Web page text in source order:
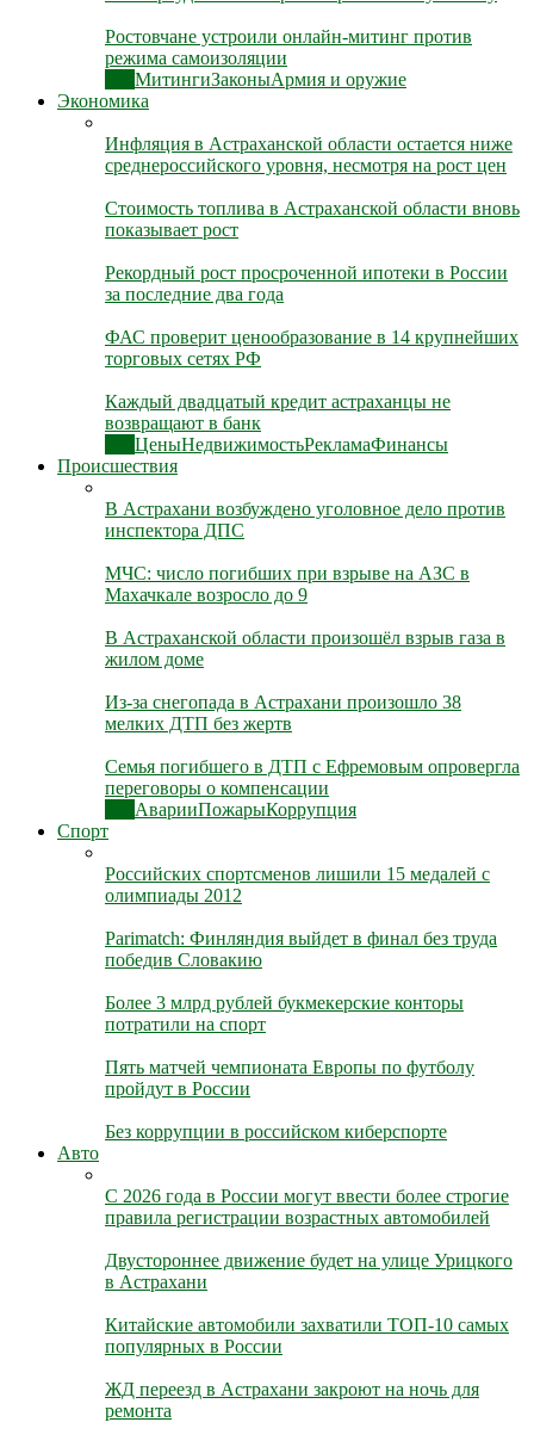
Ростовчане устроили онлайн-митинг против
режима самоизоляции
МитингиЗаконыАрмия и оружие
Экономика
Инфляция в Астраханской области остается ниже
среднероссийского уровня, несмотря на рост цен
Стоимость топлива в Астраханской области вновь
показывает рост
Рекордный рост просроченной ипотеки в России
за последние два года
ФАС проверит ценообразование в 14 крупнейших
торговых сетях РФ
Каждый двадцатый кредит астраханцы не
возвращают в банк
ЦеныНедвижимостьРекламаФинансы
Происшествия
В Астрахани возбуждено уголовное дело против
инспектора ДПС
МЧС: число погибших при взрыве на АЗС в
Махачкале возросло до 9
В Астраханской области произошёл взрыв газа в
жилом доме
Из-за снегопада в Астрахани произошло 38
мелких ДТП без жертв
Семья погибшего в ДТП с Ефремовым опровергла
переговоры о компенсации
АварииПожарыКоррупция
Спорт
Российских спортсменов лишили 15 медалей с
олимпиады 2012
Parimatch: Финляндия выйдет в финал без труда
победив Словакию
Более 3 млрд рублей букмекерские конторы
потратили на спорт
Пять матчей чемпионата Европы по футболу
пройдут в России
Без коррупции в российском киберспорте
Авто
С 2026 года в России могут ввести более строгие
правила регистрации возрастных автомобилей
Двустороннее движение будет на улице Урицкого
в Астрахани
Китайские автомобили захватили ТОП-10 самых
популярных в России
ЖД переезд в Астрахани закроют на ночь для
ремонта